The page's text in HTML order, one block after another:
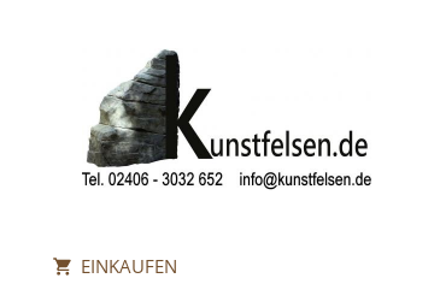
EINKAUFEN